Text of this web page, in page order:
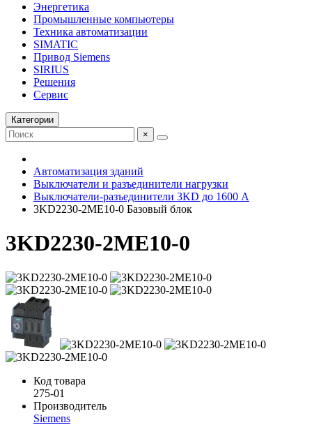
Энергетика
Промышленные компьютеры
Техника автоматизации
SIMATIC
Привод Siemens
SIRIUS
Решения
Сервис
Категории
×
Автоматизация зданий
Выключатели и разъединители нагрузки
Выключатели-разъединители 3KD до 1600 A
3KD2230-2ME10-0 Базовый блок
3KD2230-2ME10-0
Код товара
275-01
Производитель
Siemens